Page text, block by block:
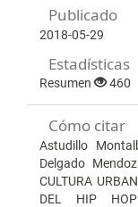
Publicado
2018-05-29
Estadísticas
Resumen 460
Cómo citar
Astudillo
Delgado
CULTURA
DEL HIP